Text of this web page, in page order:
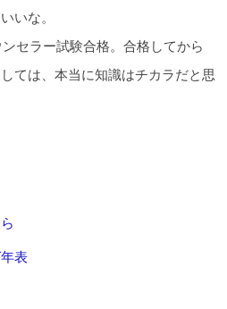
いな。
セラー試験合格。合格してから
ては、本当に知識はチカラだと思
表